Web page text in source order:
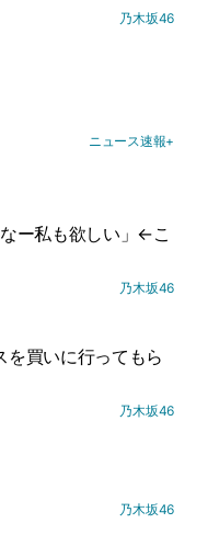
乃木坂46
ニュース速報+
ー私も欲しい」←こ
乃木坂46
買いに行ってもら
乃木坂46
乃木坂46